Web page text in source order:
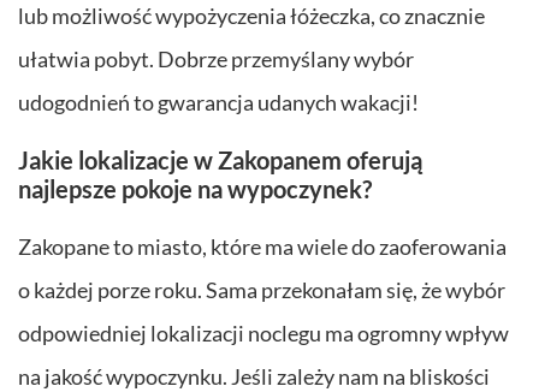
lub możliwość wypożyczenia łóżeczka, co znacznie
ułatwia pobyt. Dobrze przemyślany wybór
udogodnień to gwarancja udanych wakacji!
Jakie lokalizacje w Zakopanem oferują
najlepsze pokoje na wypoczynek?
Zakopane to miasto, które ma wiele do zaoferowania
o każdej porze roku. Sama przekonałam się, że wybór
odpowiedniej lokalizacji noclegu ma ogromny wpływ
na jakość wypoczynku. Jeśli zależy nam na bliskości